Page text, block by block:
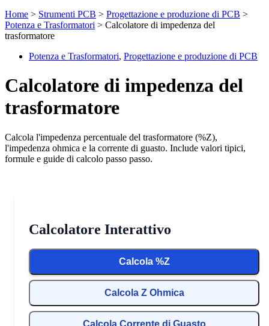
Home > Strumenti PCB > Progettazione e produzione di PCB >
Potenza e Trasformatori > Calcolatore di impedenza del
trasformatore
Potenza e Trasformatori, Progettazione e produzione di PCB
Calcolatore di impedenza del
trasformatore
Calcola l'impedenza percentuale del trasformatore (%Z),
l'impedenza ohmica e la corrente di guasto. Include valori tipici,
formule e guide di calcolo passo passo.
Calcolatore Interattivo
Calcola %Z
Calcola Z Ohmica
Calcola Corrente di Guasto